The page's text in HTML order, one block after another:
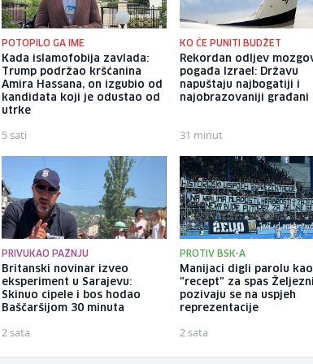
POTOPILO GA IME
Kada islamofobija zavlada:
Trump podržao kršćanina
Amira Hassana, on izgubio od
kandidata koji je odustao od
utrke
5 sati
KO ĆE PUNITI BUDŽET
Rekordan odljev
pogađa Izrael: Državu
napuštaju najbogatiji i
najobrazovaniji građani
31 minut
PRIVUKAO PAŽNJU
Britanski novinar izveo
eksperiment u Sarajevu:
Skinuo cipele i bos hodao
Baščaršijom 30 minuta
2 sata
PROTIV BSK-A
Manijaci digli parolu kao
"recept" za spas
pozivaju se na uspjeh
reprezentacije
2 sata